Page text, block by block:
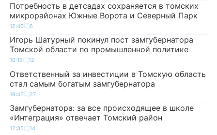
Потребность в детсадах сохраняется в томских
микрорайонах Южные Ворота и Северный Парк
12:40 6
Игорь Шатурный покинул пост замгубернатора
Томской области по промышленной политике
10:13 12
Ответственный за инвестиции в Томскую область
стал самым богатым замгубернатора
19:45 27
Замгубернатора: за все происходящее в школе
«Интеграция» отвечает Томский район
12:35 14